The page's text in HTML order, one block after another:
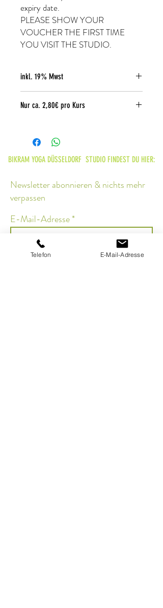
expiry date.
PLEASE SHOW YOUR
VOUCHER THE FIRST TIME
YOU VISIT THE STUDIO.
inkl. 19% Mwst
Nur ca. 2,80€ pro Kurs
2,80 €per course if you participate
daily!
BIKRAM YOGA DÜSSELDORF STUDIO FINDEST DU HIER:
Newsletter abonnieren & nichts mehr
verpassen
E-Mail-Adresse
Telefon E-Mail-Adresse